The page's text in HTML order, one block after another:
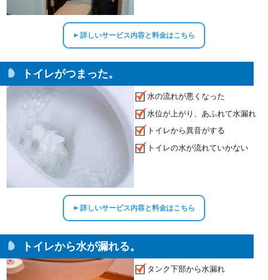
▲詳しいサービス内容と料金はこちら
トイレがつまった。
水の流れが悪くなった
水位が上がり、あふれて水漏れ
トイレから異音がする
トイレの水が流れていかない
▲詳しいサービス内容と料金はこちら
トイレから水が漏れる。
タンク下部から水漏れ